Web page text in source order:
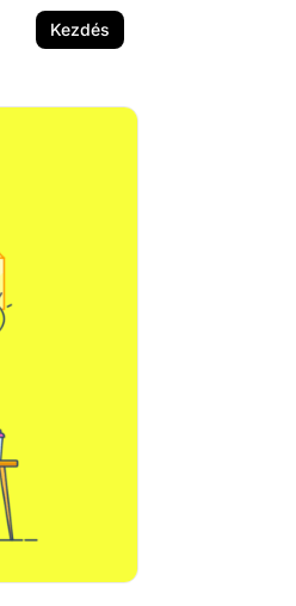
Kezdés